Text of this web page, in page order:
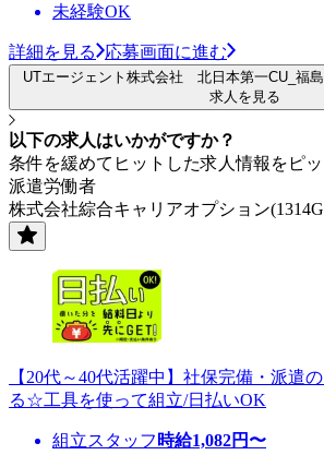
未経験OK
詳細を見る 応募画面に進む
UTエージェント株式会社 北日本第一CU_福
求人を見る
以下の求人はいかがですか？
条件を緩めてヒットした求人情報をピ
派遣労働者
株式会社綜合キャリアオプション
【20代～40代活躍中】社保完備・派遣
る☆工具を使って組立/日払いOK
組立スタッフ 時給1,082円〜